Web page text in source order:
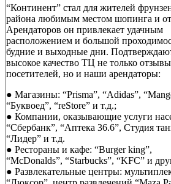
“Континент” стал для жителей
района любимым местом шопинга и
Арендаторов он привлекает удачным
расположением и большой
будние и выходные дни.
высокое качество ТЦ не только отзывы
посетителей, но и наши арендаторы:
● Магазины: “Prisma”, “Adidas”,
“Буквоед”, “reStore” и т.д.;
● Компании, оказывающие услуги
“Сбербанк”, “Аптека 36.6”, Студия
“Лидер” и т.д.
● Рестораны и кафе: “Burger king”,
“McDonalds”, “Starbucks”, “KFC” и
● Развлекательные центры: